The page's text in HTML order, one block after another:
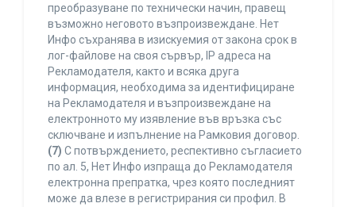
преобразуване по технически начин, правещ
възможно неговото възпроизвеждане. Нет
Инфо съхранява в изискуемия от закона срок в
лог-файлове на своя сървър, IP адреса на
Рекламодателя, както и всяка друга
информация, необходима за идентифициране
на Рекламодателя и възпроизвеждане на
електронното му изявление във връзка със
сключване и изпълнение на Рамковия договор.
(7) С потвърждението, респективно съгласието
по ал. 5, Нет Инфо изпраща до Рекламодателя
електронна препратка, чрез която последният
може да влезе в регистрирания си профил. В